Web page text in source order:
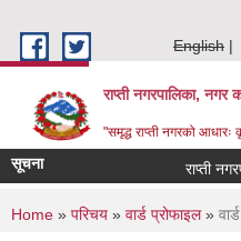
English
राप्ती नगरपालिका, नगर
"समृद्ध राप्ती नगरको आधारः
सूचना राप्ती
You are here
Home » परिचय » वार्ड प्रोफाइल»